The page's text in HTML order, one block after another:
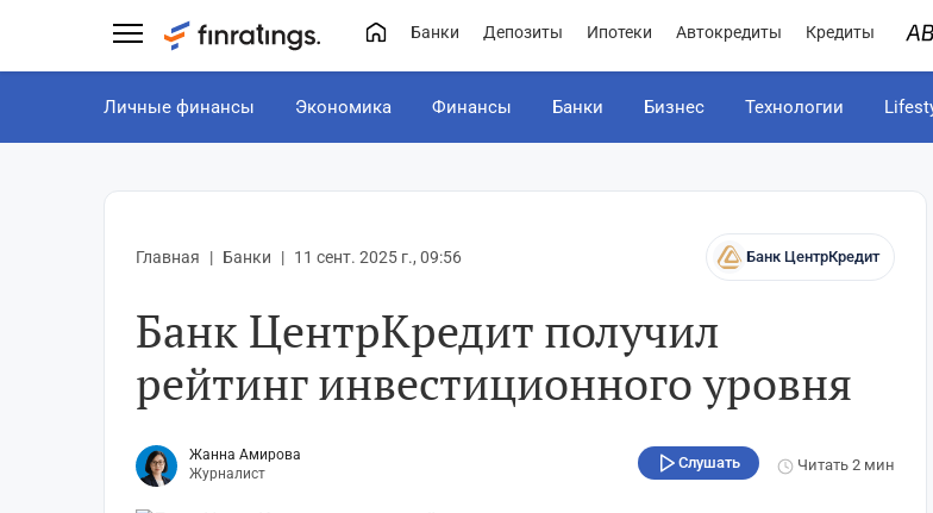
Банки Депозиты Ипотеки Автокредиты Кредиты
Личные финансы Экономика Финансы Банки Бизнес Технологии
Главная Банки 11 сент. 2025 г., 09:56 Банк ЦентрКредит
Банк ЦентрКредит получил
рейтинг инвестиционного уровня
Жанна Амирова
Журналист
Слушать Читать2 мин